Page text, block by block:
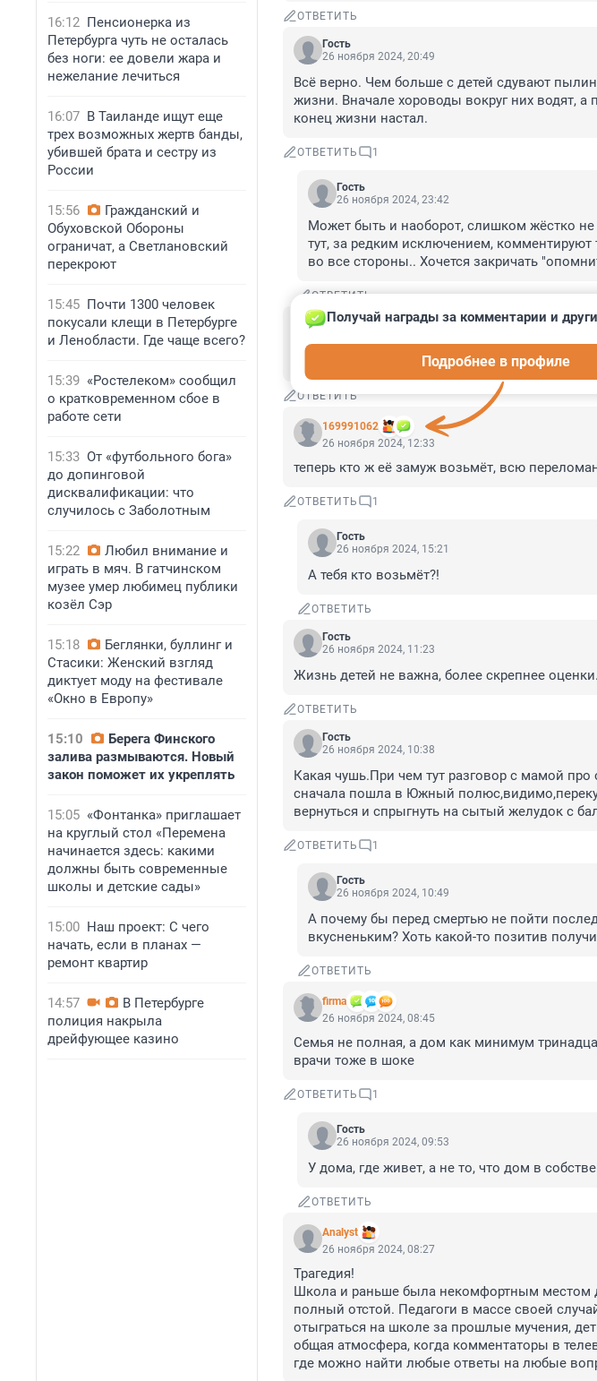
16:12 Пенсионерка из
Петербурга чуть не осталась
без ноги: ее довели жара и
нежелание лечиться
16:07 В Таиланде ищут еще
трех возможных жертв банды,
убившей брата и сестру из
России
15:56
Гражданский и
Обуховской Обороны
ограничат, а Светлановский
перекроют
15:45 Почти 1300 человек
покусали клещи в Петербурге
и Ленобласти. Где чаще всего?
15:39 «Ростелеком» сообщил
о кратковременном сбое в
работе сети
15:33 От «футбольного бога»
до допинговой
дисквалификации: что
случилось с Заболотным
15:22
Любил внимание и
играть в мяч. В гатчинском
музее умер любимец публики
козёл Сэр
15:18
Беглянки, буллинг и
Стасики: Женский взгляд
диктует моду на фестивале
«Окно в Европу»
15:10
Берега Финского
залива размываются. Новый
закон поможет их укреплять
15:05 «Фонтанка» приглашает
на круглый стол «Перемена
начинается здесь: какими
должны быть современные
школы и детские сады»
15:00 Наш проект: С чего
начать, если в планах —
ремонт квартир
14:57
В Петербурге
полиция накрыла
дрейфующее казино
ОТВЕТИТЬ
Гость
26 ноября 2024, 20:49
Всё верно. Чем больше с детей сдувают
жизни. Вначале хороводы вокруг них водят, а
конец жизни настал.
ОТВЕТИТЬ 1
Гость
26 ноября 2024, 23:42
Может быть и наоборот, слишком жёстко
тут, за редким исключением, комментируют
во все стороны.. Хочется закричать
ОТВЕТИТЬ
Гость
ОТВЕТИТЬ
169991062
Получай награды за комментарии и
Подробнее в профиле
26 ноября 2024, 12:33
теперь кто ж её замуж возьмёт, всю
ОТВЕТИТЬ 1
Гость
26 ноября 2024, 15:21
А тебя кто возьмёт?!
ОТВЕТИТЬ
Гость
26 ноября 2024, 11:23
Жизнь детей не важна, более скрепнее оценки.
ОТВЕТИТЬ
Гость
26 ноября 2024, 10:38
Какая чушь.При чем тут разговор с мамой про
сначала пошла в Южный
вернуться и спрыгнуть на сытый желудок с
ОТВЕТИТЬ 1
Гость
26 ноября 2024, 10:49
А почему бы перед смертью не пойти
вкусненьким? Хоть какой-то позитив
ОТВЕТИТЬ
firma
26 ноября 2024, 08:45
Семья не полная, а дом как минимум
врачи тоже в шоке
ОТВЕТИТЬ 1
Гость
26 ноября 2024, 09:53
У дома, где живет, а не то, что дом в
ОТВЕТИТЬ
Analyst
26 ноября 2024, 08:27
Трагедия!
Школа и раньше была некомфортным местом
полный отстой. Педагоги в массе своей
отыграться на школе за прошлые мучения,
общая атмосфера, когда комментаторы в
где можно найти любые ответы на любые